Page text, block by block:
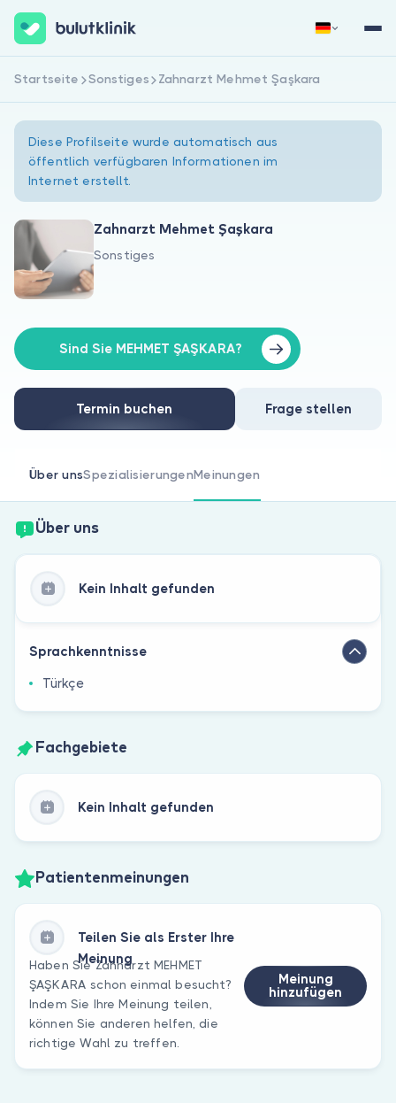
Über uns
Für Patienten
Für Ärzte
Jetzt registrieren Anmelden
Startseite Sonstiges Zahnarzt Mehmet Şaşkara
Diese Profilseite wurde automatisch aus
öffentlich verfügbaren Informationen im
Internet erstellt.
Zahnarzt Mehmet Şaşkara
Sonstiges
Sind Sie MEHMET ŞAŞKARA?
Termin buchen Frage stellen
Über unsSpezialisierungenMeinungen
Über uns
Kein Inhalt gefunden
Sprachkenntnisse
Türkçe
Fachgebiete
Kein Inhalt gefunden
Patientenmeinungen
Teilen Sie als Erster Ihre
Meinung
Haben Sie Zahnarzt MEHMET
ŞAŞKARA schon einmal besucht?
Indem Sie Ihre Meinung teilen,
können Sie anderen helfen, die
richtige Wahl zu treffen.
Meinung
hinzufügen